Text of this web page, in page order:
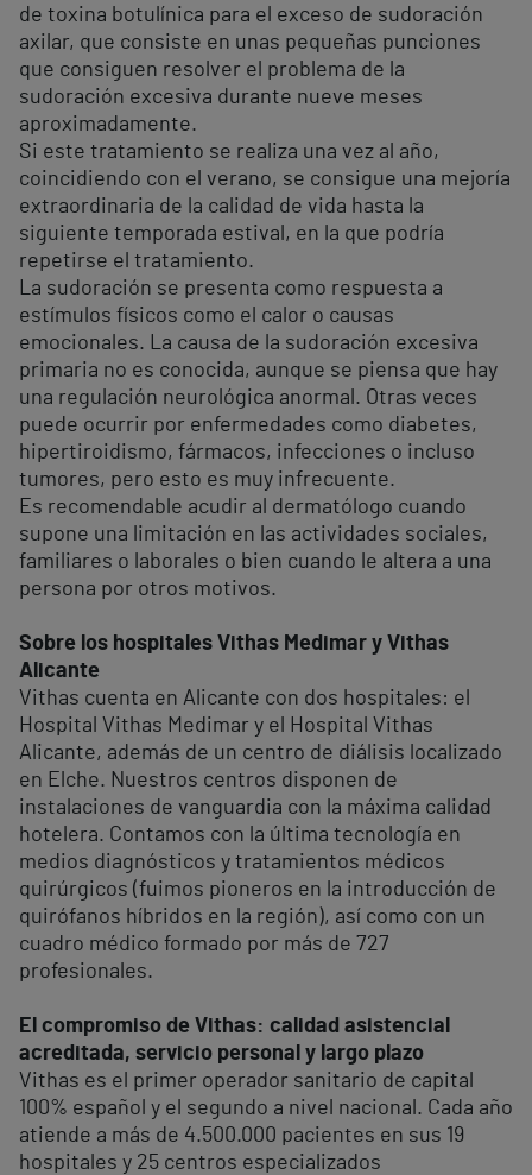
de toxina botulínica para el exceso de sudoración
axilar, que consiste en unas pequeñas punciones
que consiguen resolver el problema de la
sudoración excesiva durante nueve meses
aproximadamente.
Si este tratamiento se realiza una vez al año,
coincidiendo con el verano, se consigue una mejoría
extraordinaria de la calidad de vida hasta la
siguiente temporada estival, en la que podría
repetirse el tratamiento.
La sudoración se presenta como respuesta a
estímulos físicos como el calor o causas
emocionales. La causa de la sudoración excesiva
primaria no es conocida, aunque se piensa que hay
una regulación neurológica anormal. Otras veces
puede ocurrir por enfermedades como diabetes,
hipertiroidismo, fármacos, infecciones o incluso
tumores, pero esto es muy infrecuente.
Es recomendable acudir al dermatólogo cuando
supone una limitación en las actividades sociales,
familiares o laborales o bien cuando le altera a una
persona por otros motivos.
Sobre los hospitales Vithas Medimar y Vithas
Alicante
Vithas cuenta en Alicante con dos hospitales: el
Hospital Vithas Medimar y el Hospital Vithas
Alicante, además de un centro de diálisis localizado
en Elche. Nuestros centros disponen de
instalaciones de vanguardia con la máxima calidad
hotelera. Contamos con la última tecnología en
medios diagnósticos y tratamientos médicos
quirúrgicos (fuimos pioneros en la introducción de
quirófanos híbridos en la región), así como con un
cuadro médico formado por más de 727
profesionales.
El compromiso de Vithas: calidad asistencial
acreditada, servicio personal y largo plazo
Vithas es el primer operador sanitario de capital
100% español y el segundo a nivel nacional. Cada año
atiende a más de 4.500.000 pacientes en sus 19
hospitales y 25 centros especializados